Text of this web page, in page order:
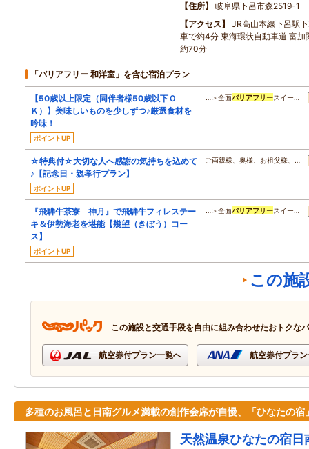
住所
岐阜県下呂市森2519-1
アクセス
JR高山本線下呂駅
車で約4分 東海環状自動車道 富加
約70分
「バリアフリー 和洋室」を含む宿泊プラン
【50歳以上限定（同伴者様50歳以下Ｏ
Ｋ）】美味しいものを少しずつ♪厳選食材を
吟味！
ポイントUP
…＞全面バリアフリースイー…
☆特典付☆大切な人へ感謝の気持ちを込めて
♪【記念日・親孝行プラン】
ポイントUP
ご両親様、奥様、お祖父様、…
『飛騨牛茶寮 神月』で飛騨牛フィレステー
キ＆伊勢海老を堪能【幾望（きぼう）コー
ス】
ポイントUP
…＞全面バリアフリースイー…
この施
この施設と交通手段を自由に組み合わせたおトクな
航空券付プラン一覧へ 航空券付プラ
多種のお風呂と日南グルメ満載の創作会席が自慢、「ひなたの宿
天然温泉ひなたの宿日